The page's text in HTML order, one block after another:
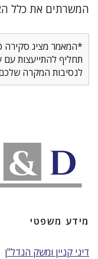
המשרתים את כלל
*המאמר מציג סקירה
תחליף להתייעצות
לנסיבות המקרה
מידע משפטי
דיני קניין ומשק הנדל"ן